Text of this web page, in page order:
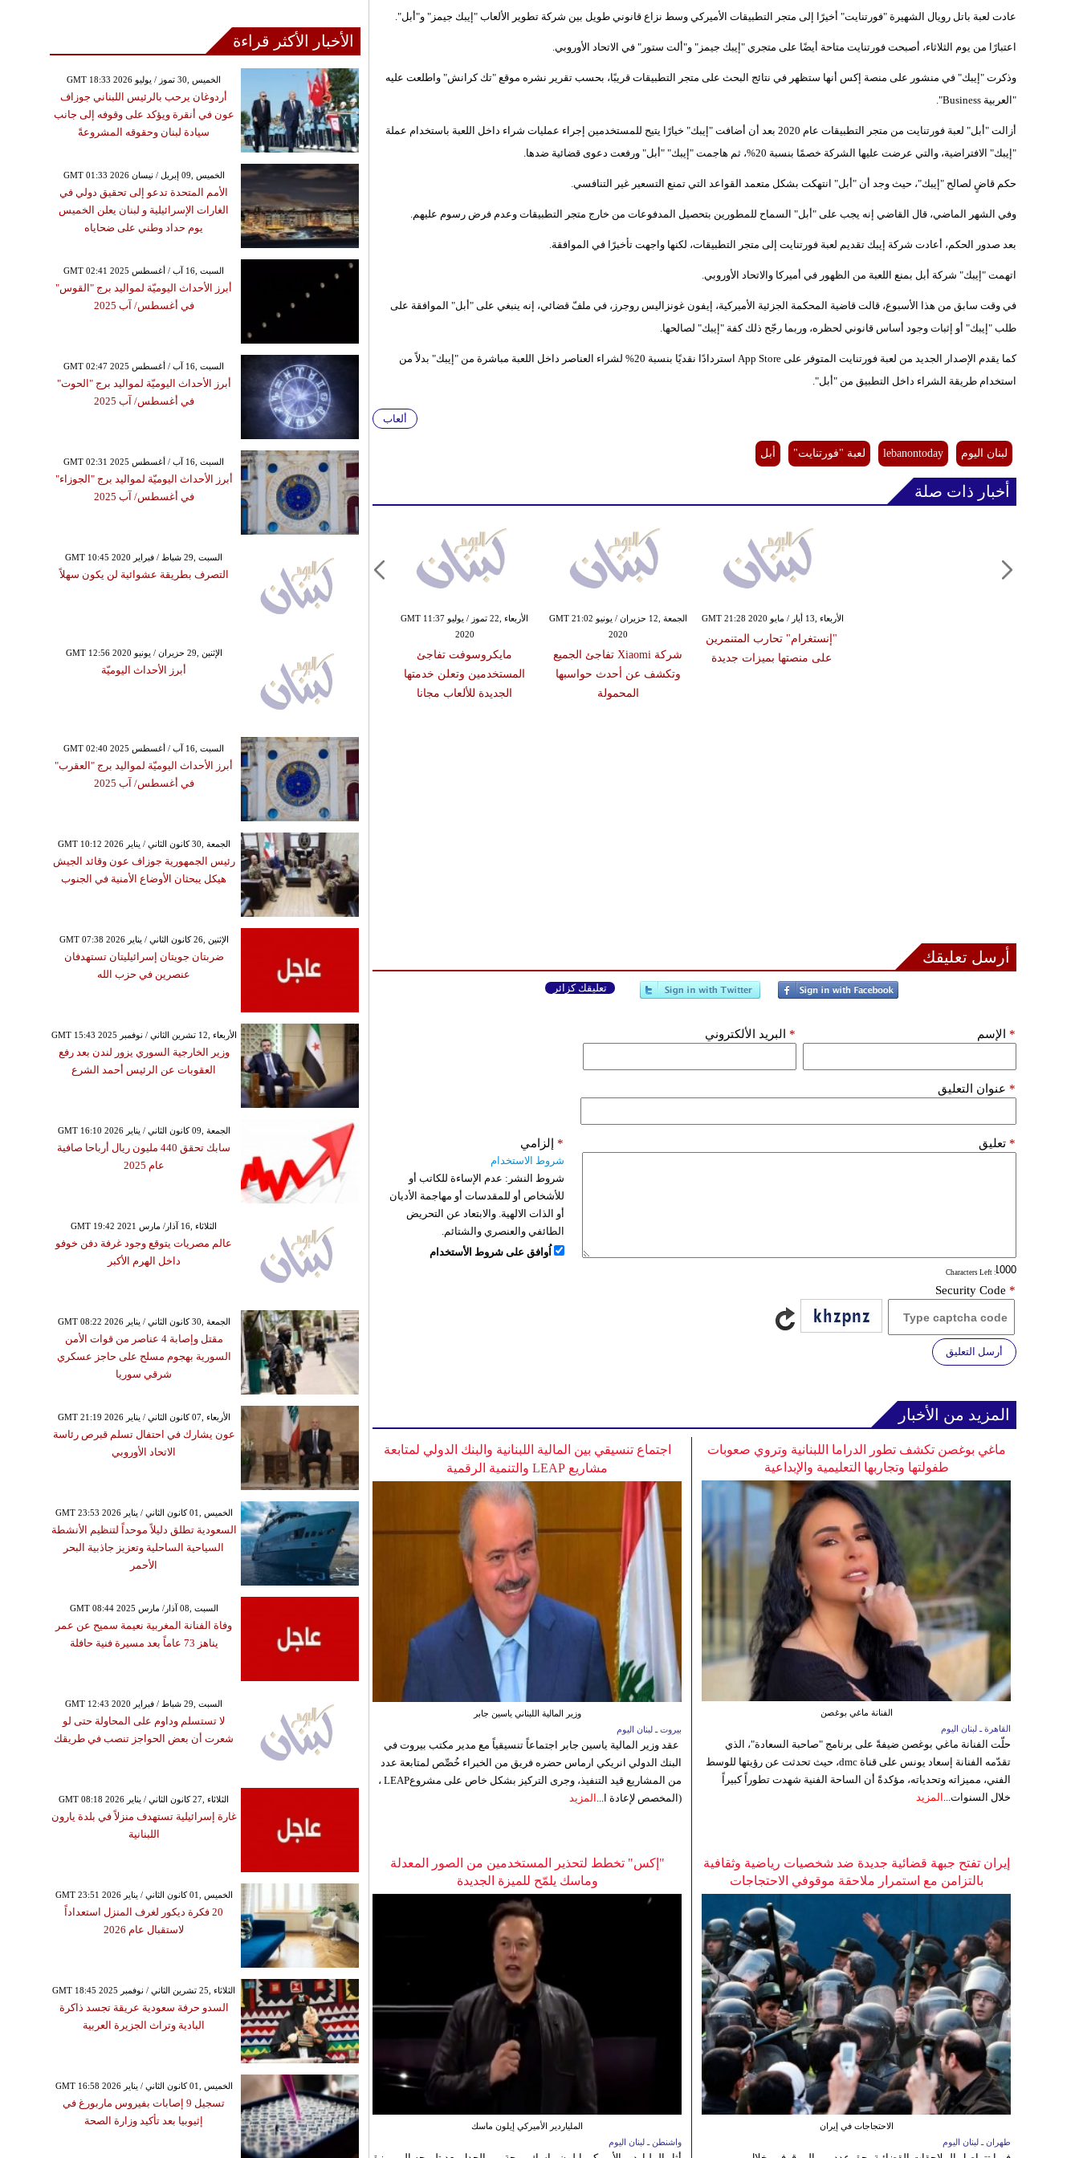
عادت لعبة باتل رويال الشهيرة "فورتنايت" أخيرًا إلى متجر التطبيقات الأميركي وسط نزاع قانوني طويل بين شركة تطوير الألعاب "إيبك جيمز" و"أبل".
اعتبارًا من يوم الثلاثاء، أصبحت فورتنايت متاحة أيضًا على متجري "إيبك جيمز" و"ألت ستور" في الاتحاد الأوروبي.
وذكرت "إيبك" في منشور على منصة إكس أنها ستظهر في نتائج البحث على متجر التطبيقات قريبًا، بحسب تقرير نشره موقع "تك كرانش" واطلعت عليه
"العربية Business".
أزالت "أبل" لعبة فورتنايت من متجر التطبيقات عام 2020 بعد أن أضافت "إيبك" خيارًا يتيح للمستخدمين إجراء عمليات شراء داخل اللعبة باستخدام عملة
"إيبك" الافتراضية، والتي عرضت عليها الشركة خصمًا بنسبة 20%، ثم هاجمت "إيبك" "أبل" ورفعت دعوى قضائية ضدها.
حكم قاضٍ لصالح "إيبك"، حيث وجد أن "أبل" انتهكت بشكل متعمد القواعد التي تمنع التسعير غير التنافسي.
وفي الشهر الماضي، قال القاضي إنه يجب على "أبل" السماح للمطورين بتحصيل المدفوعات من خارج متجر التطبيقات وعدم فرض رسوم عليهم.
بعد صدور الحكم، أعادت شركة إيبك تقديم لعبة فورتنايت إلى متجر التطبيقات، لكنها واجهت تأخيرًا في الموافقة.
اتهمت "إيبك" شركة أبل بمنع اللعبة من الظهور في أميركا والاتحاد الأوروبي.
في وقت سابق من هذا الأسبوع، قالت قاضية المحكمة الجزئية الأميركية، إيفون غونزاليس روجرز، في ملفّ قضائي، إنه ينبغي على "أبل" الموافقة على
طلب "إيبك" أو إثبات وجود أساس قانوني لحظره، وربما رجّح ذلك كفة "إيبك" لصالحها.
كما يقدم الإصدار الجديد من لعبة فورتنايت المتوفر على App Store استردادًا نقديًا بنسبة 20% لشراء العناصر داخل اللعبة مباشرة من "إيبك" بدلاً من
استخدام طريقة الشراء داخل التطبيق من "أبل".
ألعاب
لبنان اليوم lebanontoday لعبة "فورتنايت" أبل
أخبار ذات صلة
الأربعاء ,22 تموز / يوليو GMT 11:37
2020
مايكروسوفت تفاجئ
المستخدمين وتعلن خدمتها
الجديدة للألعاب مجانا
الجمعة ,12 حزيران / يونيو GMT 21:02
2020
شركة Xiaomi تفاجئ الجميع
وتكشف عن أحدث حواسبها
المحمولة
الأربعاء ,13 أيار / مايو GMT 21:28 2020
"إنستغرام" تحارب المتنمرين
على منصتها بميزات جديدة
أرسل تعليقك
تعليقك كزائر
الإسم * البريد الألكتروني *
عنوان التعليق *
تعليق *
: Characters Left
إلزامي *
شروط الاستخدام
شروط النشر: عدم الإساءة للكاتب أو
للأشخاص أو للمقدسات أو مهاجمة الأديان
أو الذات الالهية. والابتعاد عن التحريض
الطائفي والعنصري والشتائم.
اُوافق على شروط الأستخدام
Security Code *
أرسل التعليق
المزيد من الأخبار
اجتماع تنسيقي بين المالية اللبنانية والبنك الدولي لمتابعة
مشاريع LEAP والتنمية الرقمية
وزير المالية اللبناني ياسين جابر
بيروت ـ لبنان اليوم
عقد وزير المالية ياسين جابر اجتماعاً تنسيقياً مع مدير مكتب بيروت في
البنك الدولي انريكي ارماس حضره فريق من الخبراء خُصِّص لمتابعة عدد
من المشاريع قيد التنفيذ، وجرى التركيز بشكل خاص على مشروعLEAP ،
(المخصص لإعادة ا... المزيد
ماغي بوغصن تكشف تطور الدراما اللبنانية وتروي صعوبات
طفولتها وتجاربها التعليمية والإبداعية
الفنانة ماغي بوغصن
القاهرة ـ لبنان اليوم
حلّت الفنانة ماغي بوغصن ضيفةً على برنامج "صاحبة السعادة"، الذي
تقدّمه الفنانة إسعاد يونس على قناة dmc، حيث تحدثت عن رؤيتها للوسط
الفني، مميزاته وتحدياته، مؤكدةً أن الساحة الفنية شهدت تطوراً كبيراً
خلال السنوات... المزيد
"إكس" تخطط لتحذير المستخدمين من الصور المعدلة
وماسك يلمّح للميزة الجديدة
الملياردير الأميركي إيلون ماسك
واشنطن ـ لبنان اليوم
إيران تفتح جبهة قضائية جديدة ضد شخصيات رياضية وثقافية
بالتزامن مع استمرار ملاحقة موقوفي الاحتجاجات
الاحتجاجات في إيران
طهران ـ لبنان اليوم
الأخبار الأكثر قراءة
GMT 18:33 2026 الخميس ,30 تموز / يوليو
أردوغان يرحب بالرئيس اللبناني جوزاف
عون في أنقرة ويؤكد على وقوفه إلى جانب
سيادة لبنان وحقوقه المشروعةً
GMT 01:33 2026 الخميس ,09 إبريل / نيسان
الأمم المتحدة تدعو إلى تحقيق دولي في
الغارات الإسرائيلية و لبنان يعلن الخميس
يوم حداد وطني على ضحاياه
GMT 02:41 2025 السبت ,16 آب / أغسطس
أبرز الأحداث اليوميّة لمواليد برج "القوس"
في أغسطس/ آب 2025
GMT 02:47 2025 السبت ,16 آب / أغسطس
أبرز الأحداث اليوميّة لمواليد برج "الحوت"
في أغسطس/ آب 2025
GMT 02:31 2025 السبت ,16 آب / أغسطس
أبرز الأحداث اليوميّة لمواليد برج "الجوزاء"
في أغسطس/ آب 2025
GMT 10:45 2020 السبت ,29 شباط / فبراير
التصرف بطريقة عشوائية لن يكون سهلاً
GMT 12:56 2020 الإثنين ,29 حزيران / يونيو
أبرز الأحداث اليوميّة
GMT 02:40 2025 السبت ,16 آب / أغسطس
أبرز الأحداث اليوميّة لمواليد برج "العقرب"
في أغسطس/ آب 2025
GMT 10:12 2026 الجمعة ,30 كانون الثاني / يناير
رئيس الجمهورية جوزاف عون وقائد الجيش
هيكل يبحثان الأوضاع الأمنية في الجنوب
GMT 07:38 2026 الإثنين ,26 كانون الثاني / يناير
ضربتان جويتان إسرائيليتان تستهدفان
عنصرين في حزب الله
GMT 15:43 2025 الأربعاء ,12 تشرين الثاني / نوفمبر
وزير الخارجية السوري يزور لندن بعد رفع
العقوبات عن الرئيس أحمد الشرع
GMT 16:10 2026 الجمعة ,09 كانون الثاني / يناير
سابك تحقق 440 مليون ريال أرباحا صافية
عام 2025
GMT 19:42 2021 الثلاثاء ,16 آذار/ مارس
عالم مصريات يتوقع وجود غرفة دفن خوفو
داخل الهرم الأكبر
GMT 08:22 2026 الجمعة ,30 كانون الثاني / يناير
مقتل وإصابة 4 عناصر من قوات الأمن
السورية بهجوم مسلح على حاجز عسكري
شرقي سوريا
GMT 21:19 2026 الأربعاء ,07 كانون الثاني / يناير
عون يشارك في احتفال تسلم قبرص رئاسة
الاتحاد الأوروبي
GMT 23:53 2026 الخميس ,01 كانون الثاني / يناير
السعودية تطلق دليلاً موحداً لتنظيم الأنشطة
السياحية الساحلية وتعزيز جاذبية البحر
الأحمر
GMT 08:44 2025 السبت ,08 آذار/ مارس
وفاة الفنانة المغربية نعيمة سميح عن عمر
يناهز 73 عاماً بعد مسيرة فنية حافلة
GMT 12:43 2020 السبت ,29 شباط / فبراير
لا تستسلم وداوم على المحاولة حتى لو
شعرت أن بعض الحواجز تنصب في طريقك
GMT 08:18 2026 الثلاثاء ,27 كانون الثاني / يناير
غارة إسرائيلية تستهدف منزلاً في بلدة يارون
اللبنانية
GMT 23:51 2026 الخميس ,01 كانون الثاني / يناير
20 فكرة ديكور لغرف المنزل استعداداً
لاستقبال عام 2026
GMT 18:45 2025 الثلاثاء ,25 تشرين الثاني / نوفمبر
السدو حرفة سعودية عريقة تجسد ذاكرة
البادية وتراث الجزيرة العربية
GMT 16:58 2026 الخميس ,01 كانون الثاني / يناير
تسجيل 9 إصابات بفيروس ماربورغ في
إثيوبيا بعد تأكيد وزارة الصحة